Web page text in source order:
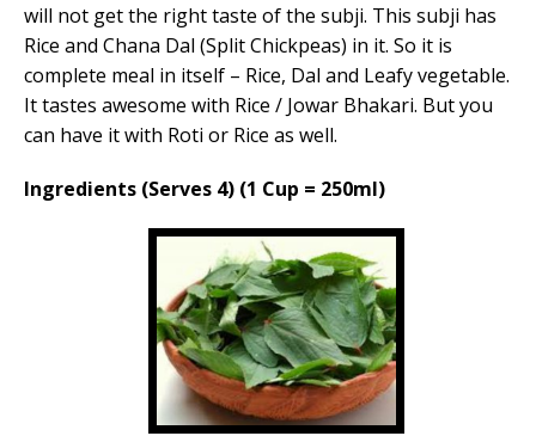
will not get the right taste of the subji. This subji has
Rice and Chana Dal (Split Chickpeas) in it. So it is
complete meal in itself – Rice, Dal and Leafy vegetable.
It tastes awesome with Rice / Jowar Bhakari. But you
can have it with Roti or Rice as well.
Ingredients (Serves 4) (1 Cup = 250ml)